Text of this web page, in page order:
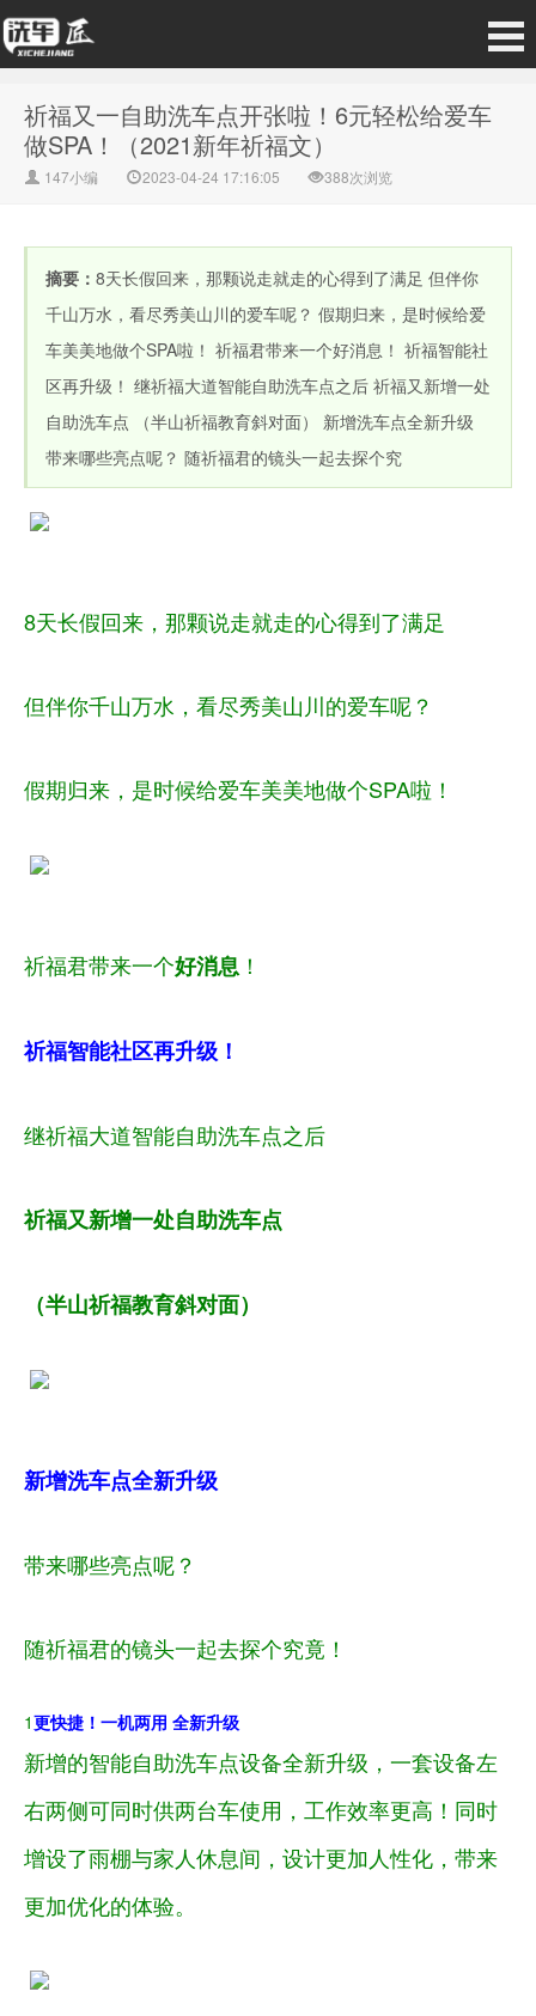
祈福又一自助洗车点开张啦！6元轻松给爱车
做SPA！（2021新年祈福文）
147小编 2023-04-24 17:16:05 388次浏览
摘要： 8天长假回来，那颗说走就走的心得到了满足 但伴你
千山万水，看尽秀美山川的爱车呢？ 假期归来，是时候给爱
车美美地做个SPA啦！ 祈福君带来一个好消息！ 祈福智能社
区再升级！ 继祈福大道智能自助洗车点之后 祈福又新增一处
自助洗车点 （半山祈福教育斜对面） 新增洗车点全新升级
带来哪些亮点呢？ 随祈福君的镜头一起去探个究
8天长假回来，那颗说走就走的心得到了满足
但伴你千山万水，看尽秀美山川的爱车呢？
假期归来，是时候给爱车美美地做个SPA啦！
祈福君带来一个好消息 ！
祈福智能社区再升级！
继祈福大道智能自助洗车点之后
祈福又新增一处自助洗车点
（半山祈福教育斜对面）
新增洗车点全新升级
带来哪些亮点呢？
随祈福君的镜头一起去探个究竟！
1更快捷！一机两用 全新升级
新增的智能自助洗车点设备全新升级，一套设备左
右两侧可同时供两台车使用，工作效率更高！同时
增设了雨棚与家人休息间，设计更加人性化，带来
更加优化的体验。